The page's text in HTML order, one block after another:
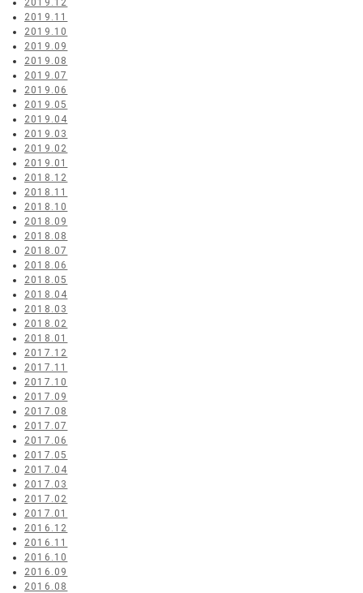
2019.12
2019.11
2019.10
2019.09
2019.08
2019.07
2019.06
2019.05
2019.04
2019.03
2019.02
2019.01
2018.12
2018.11
2018.10
2018.09
2018.08
2018.07
2018.06
2018.05
2018.04
2018.03
2018.02
2018.01
2017.12
2017.11
2017.10
2017.09
2017.08
2017.07
2017.06
2017.05
2017.04
2017.03
2017.02
2017.01
2016.12
2016.11
2016.10
2016.09
2016.08